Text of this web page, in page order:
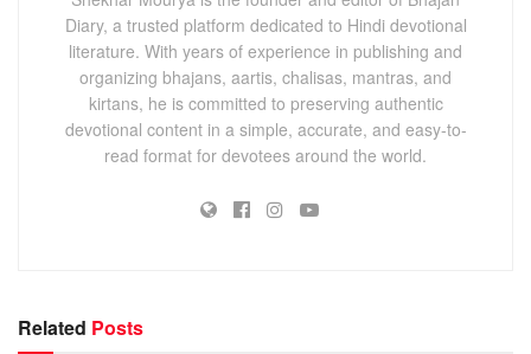
Diary, a trusted platform dedicated to Hindi devotional
literature. With years of experience in publishing and
organizing bhajans, aartis, chalisas, mantras, and
kirtans, he is committed to preserving authentic
devotional content in a simple, accurate, and easy-to-
read format for devotees around the world.
Related Posts